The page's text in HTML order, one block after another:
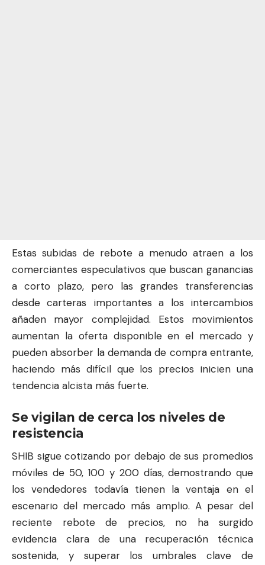
Estas subidas de rebote a menudo atraen a los
comerciantes especulativos que buscan ganancias
a corto plazo, pero las grandes transferencias
desde carteras importantes a los intercambios
añaden mayor complejidad. Estos movimientos
aumentan la oferta disponible en el mercado y
pueden absorber la demanda de compra entrante,
haciendo más difícil que los precios inicien una
tendencia alcista más fuerte.
Se vigilan de cerca los niveles de
resistencia
SHIB sigue cotizando por debajo de sus promedios
móviles de 50, 100 y 200 días, demostrando que
los vendedores todavía tienen la ventaja en el
escenario del mercado más amplio. A pesar del
reciente rebote de precios, no ha surgido
evidencia clara de una recuperación técnica
sostenida, y superar los umbrales clave de